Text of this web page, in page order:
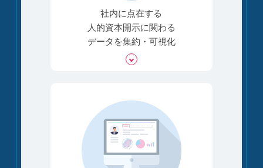
社内に点在する
人的資本開示に関わる
データを集約・可視化